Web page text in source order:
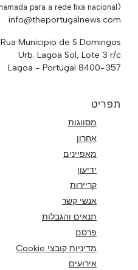
(Chamada para a rede fixa nacional)
info@theportugalnews.com
Rua Municipio de S Domingos
Urb. Lagoa Sol, Lote 3 r/c
8400-357 Lagoa - Portugal
תפריט
מסווגות
אחרון
מאפיינים
ידיעון
קריירות
אנשי קשר
תנאים והגבלות
פרסם
מדיניות קובצי Cookie
אירועים